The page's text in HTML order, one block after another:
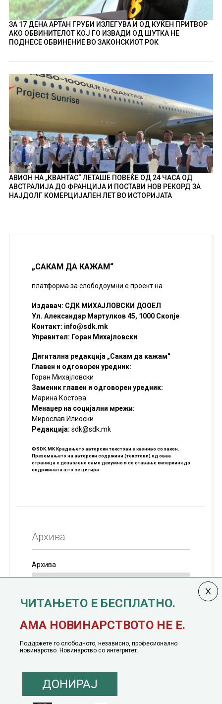
ЗА 17 ДЕНА АРТАН ГРУБИ ИЗЛЕГУВА И ОД КУЌЕН ПРИТВОР
АКО ОБВИНИТЕЛОТ КОЈ ГО ИЗВАДИ ОД ШУТКА НЕ
ПОДНЕСЕ ОБВИНЕНИЕ ВО ЗАКОНСКИОТ РОК
АВИОН НА „КВАНТАС“ ЛЕТАШЕ ПОВЕЌЕ ОД 24 ЧАСА ОД
АВСТРАЛИЈА ДО ФРАНЦИЈА И ПОСТАВИ НОВ РЕКОРД ЗА
НАЈДОЛГ КОМЕРЦИЈАЛЕН ЛЕТ ВО ИСТОРИЈАТА
„САКАМ ДА КАЖАМ“
платформа за слободоумни е проект на
Издавач: СДК МИХАЈЛОВСКИ ДООЕЛ
Ул. Александар Мартулков 45, 1000 Скопје
Контакт: info@sdk.mk
Управител: Горан Михајловски
Дигитална редакција „Сакам да кажам“
Главен и одговорен уредник:
Горан Михајловски
Заменик главен и одговорен уредник:
Марина Костова
Менаџер на социјални мрежи:
Мирослав Илиоски
Редакцијa: sdk@sdk.mk
©SDK.MK Крадењето авторски текстови е казниво со закон.
Преземањето на авторски содржини (текстови) од оваа
страница е дозволено само делумно и со ставање хиперлинк до
содржината што се цитира
Архива
Архива
јануари, 1991 година
© 2016 - 2026 Сакам Да Кажам. Сите права задржани |
ЧИТАЊЕТО Е БЕСПЛАТНО.
АМА НОВИНАРСТВОТО НЕ Е.
Поддржете го слободното, независно, професионално
новинарство. Новинарство со интегритет.
ДОНИРАЈ